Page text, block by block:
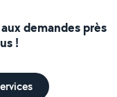
demandes près
!